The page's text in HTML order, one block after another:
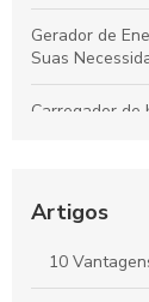
Gerador de
Suas
Carregador de
Ideal
Locação de
Custos e
Artigos
10